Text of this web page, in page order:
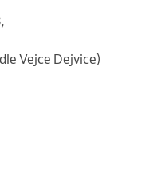
,
Vejce Dejvice)